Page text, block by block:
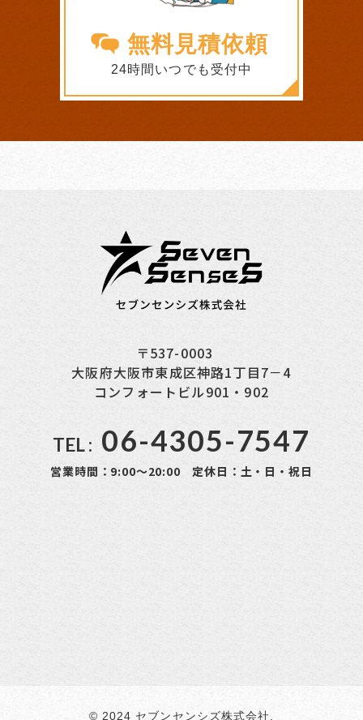
無料見積依頼
24時間いつでも受付中
〒537-0003
大阪府大阪市東成区神路1丁目7－4
コンフォートビル901・902
TEL : 06-4305-7547
営業時間：9:00～20:00 定休日：土・日・祝日
© 2024 セブンセンシズ株式会社.